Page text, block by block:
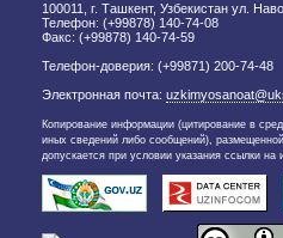
100011, г. Ташкент, Узбекистан ул.
Телефон: (+99878) 140-74-08
Факс: (+99878) 140-74-59
Телефон-доверия: (+99871) 200-74-48
Электронная почта:
Копирование информации (цитирование в
иных сведений либо сообщений),
допускается при условии указания ссылки на